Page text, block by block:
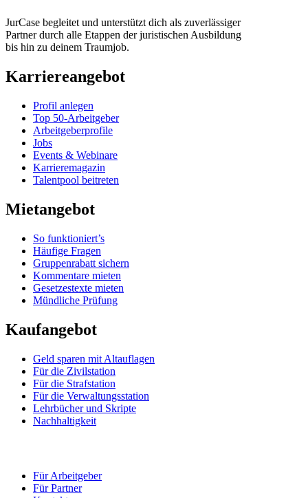
JurCase begleitet und unterstützt dich als zuverlässiger
Partner durch alle Etappen der juristischen Ausbildung
bis hin zu deinem Traumjob.
Karriereangebot
Profil anlegen
Top 50-Arbeitgeber
Arbeitgeberprofile
Jobs
Events & Webinare
Karrieremagazin
Talentpool beitreten
Mietangebot
So funktioniert’s
Häufige Fragen
Gruppenrabatt sichern
Kommentare mieten
Gesetzestexte mieten
Mündliche Prüfung
Kaufangebot
Geld sparen mit Altauflagen
Für die Zivilstation
Für die Strafstation
Für die Verwaltungsstation
Lehrbücher und Skripte
Nachhaltigkeit
Für Arbeitgeber
Für Partner